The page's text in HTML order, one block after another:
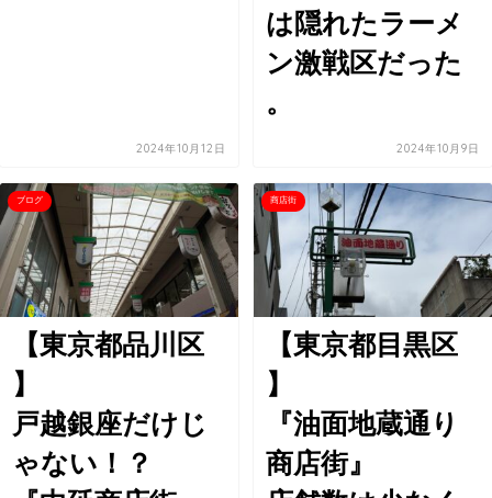
2024年10月12日
は隠れたラーメ
ン激戦区だった
。
2024年10月9日
ブログ
【東京都品川区
】
戸越銀座だけじ
ゃない！？
商店街
【東京都目黒区
】
『油面地蔵通り
商店街』